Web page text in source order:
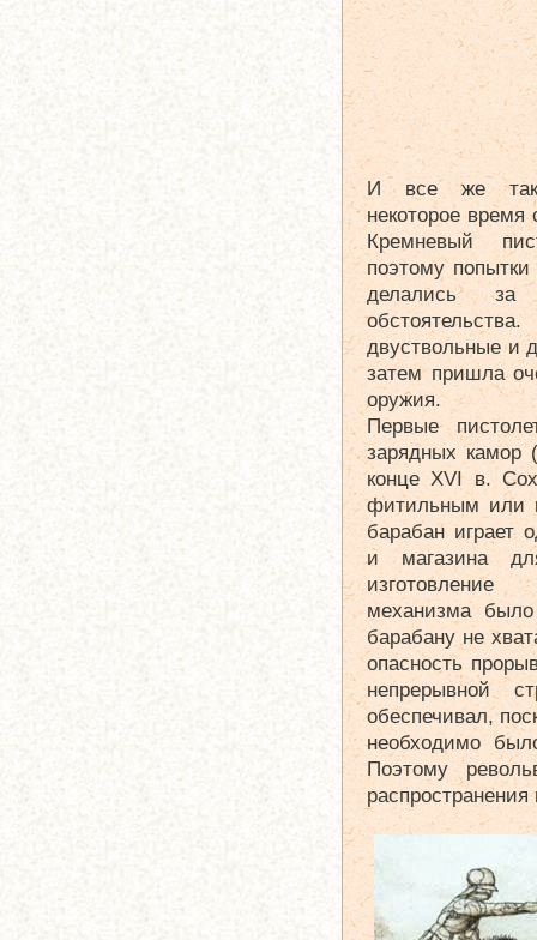
И все же
некоторое время
Кремневый
поэтому
делались за
двуствольные и
затем пришла
оружия.
Первые
зарядных камор
конце XVI в.
фитильным или
барабан играет
и магазина
изготовление
механизма
барабану не
опасность
непрерывной
обеспечивал,
необходимо
Поэтому